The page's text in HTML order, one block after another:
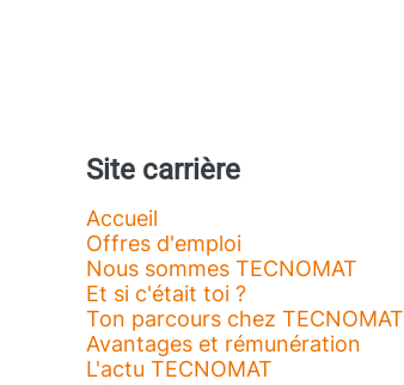
Site carrière
Accueil
Offres d'emploi
Nous sommes TECNOMAT
Et si c'était toi ?
Ton parcours chez TECNOMAT
Avantages et rémunération
L'actu TECNOMAT